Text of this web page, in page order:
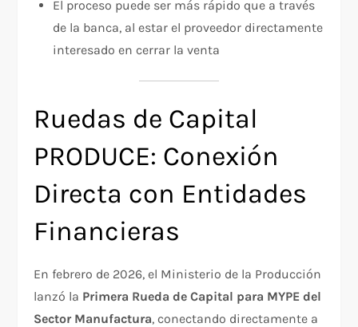
El proceso puede ser más rápido que a través
de la banca, al estar el proveedor directamente
interesado en cerrar la venta
Ruedas de Capital
PRODUCE: Conexión
Directa con Entidades
Financieras
En febrero de 2026, el Ministerio de la Producción
lanzó la Primera Rueda de Capital para MYPE del
Sector Manufactura, conectando directamente a